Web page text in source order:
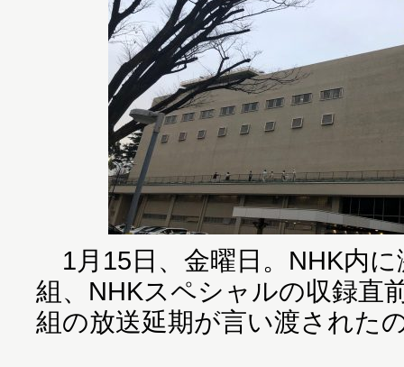
1月15日、金曜日。NHK内
組、NHKスペシャルの収録直
組の放送延期が言い渡された